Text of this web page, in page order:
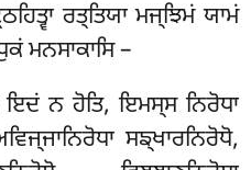
ਰਤ੍ਤਿਯਾ ਮਜ੍ਝਿਮਂ ਯਾਮਂ
ਮਨਸਾਕਾਸਿ –
ਇਦਂ ਨ ਹੋਤਿ, ਇਮਸ੍ਸ ਨਿਰੋਧਾ
ਸਙ੍ਖਾਰਨਿਰੋਧੋ,